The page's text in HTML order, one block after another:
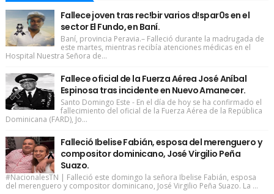
Fallece joven tras rec!bir varios d!spar0s en el
sector El Fundo, en Baní.
Baní, provincia Peravia.– Falleció durante la madrugada de
este martes, mientras recibía atenciones médicas en el
Hospital Nuestra Señora de...
Fallece oficial de la Fuerza Aérea José Aníbal
Espinosa tras incidente en Nuevo Amanecer.
Santo Domingo Este - En el día de hoy se ha confirmado el
fallecimiento del oficial de la Fuerza Aérea de la República
Dominicana (FARD), Jo...
Falleció Ibelise Fabián, esposa del merenguero y
compositor dominicano, José Virgilio Peña
Suazo.
#NacionalesTN | Falleció este domingo la señora Ibelise Fabián, esposa
del merenguero y compositor dominicano, José Virgilio Peña Suazo. La ...